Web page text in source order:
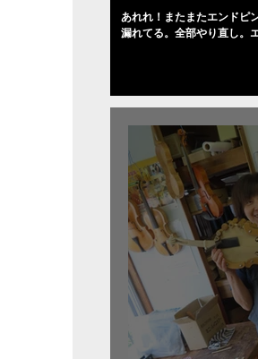
あれれ！またまたエンドピ
漏れてる。全部やり直し。